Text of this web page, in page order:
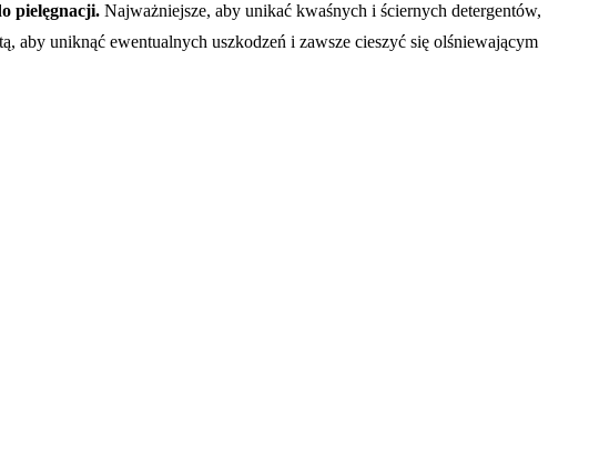
pielęgnacji. Najważniejsze, aby unikać kwaśnych i ściernych detergentów,
aby uniknąć ewentualnych uszkodzeń i zawsze cieszyć się olśniewającym